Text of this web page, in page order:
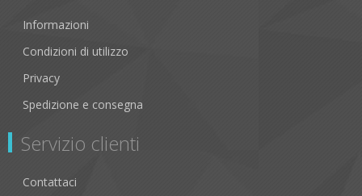
Informazioni
Condizioni di utilizzo
Privacy
Spedizione e consegna
Servizio clienti
Contattaci